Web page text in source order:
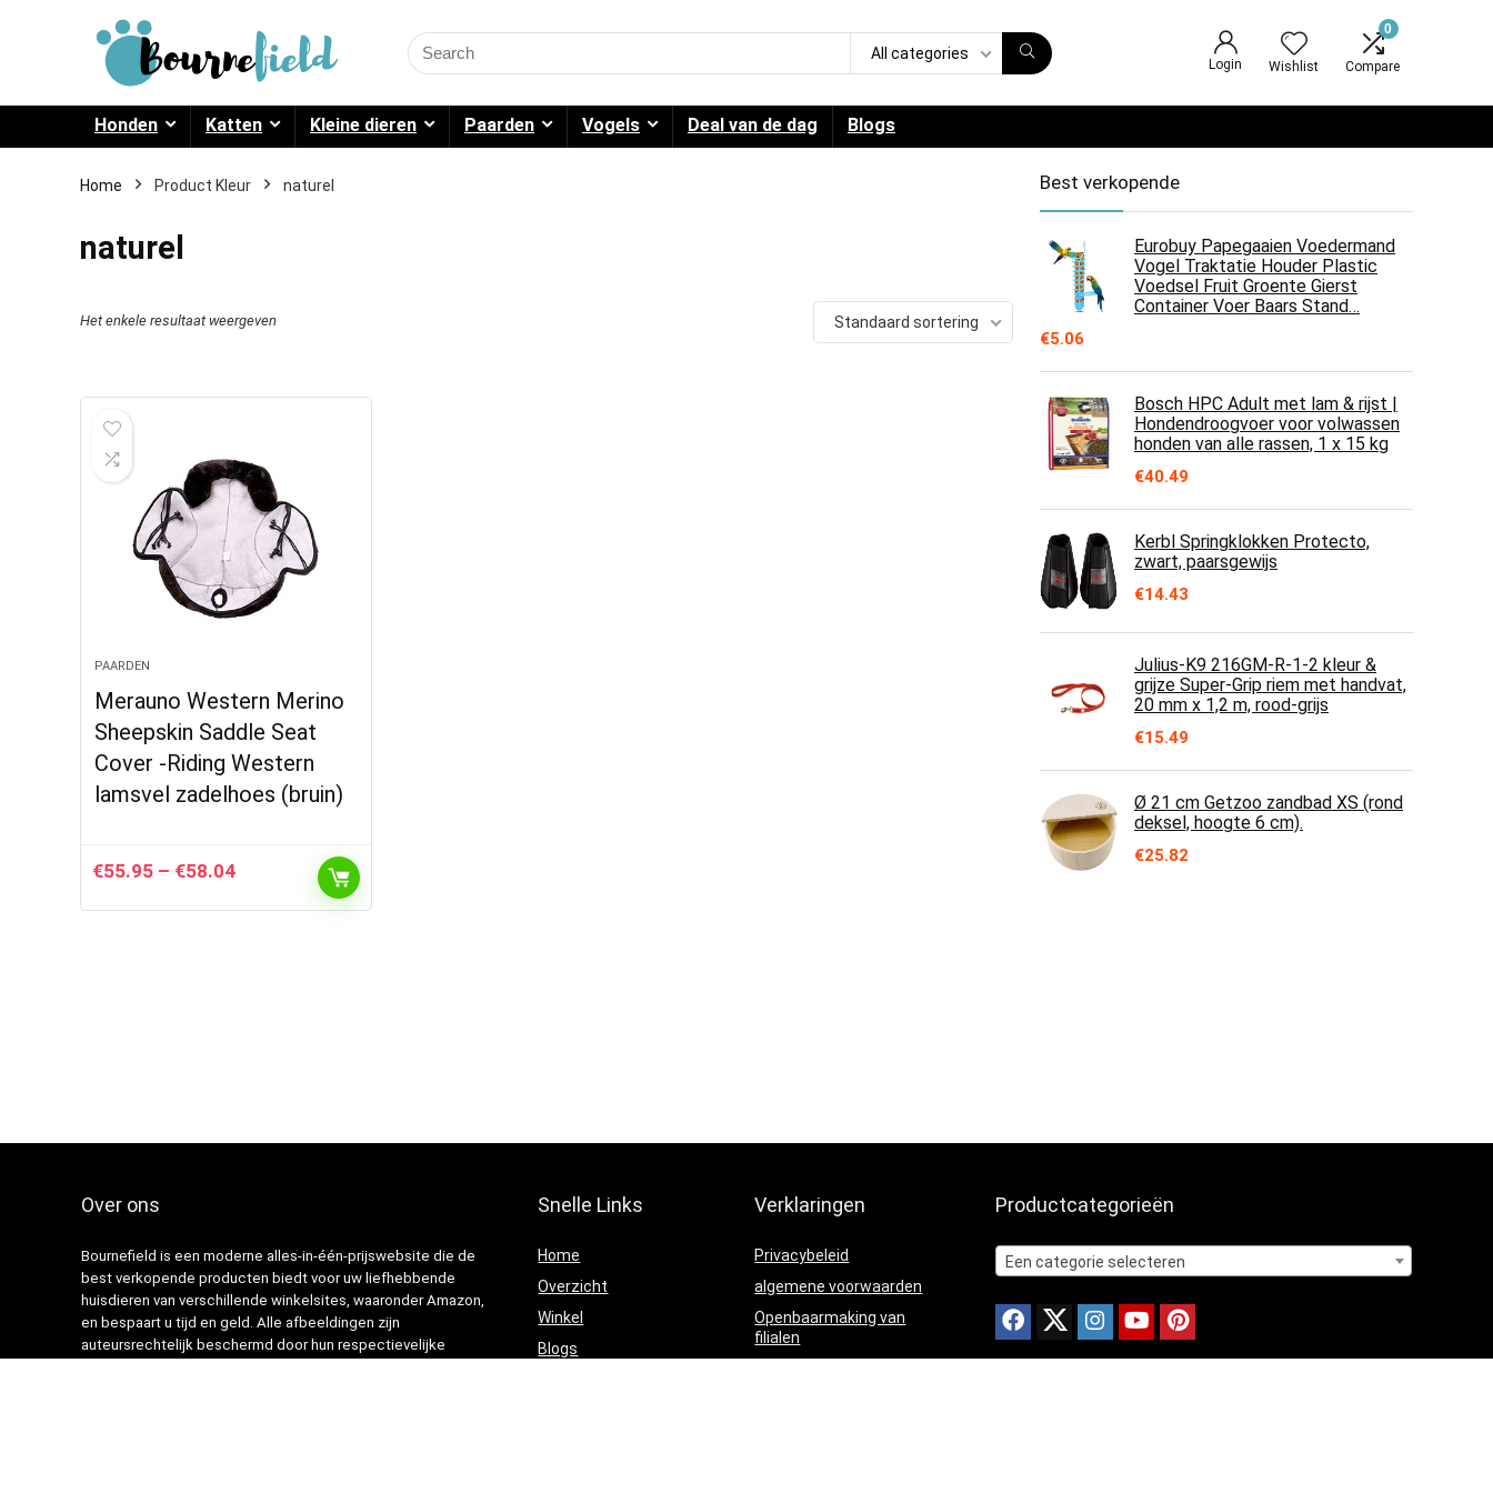
Search
for:
All categories
Login Wishlist
0
Compare
Honden Katten Kleine dieren Paarden Vogels Deal van de dag Blogs
Home Product Kleur naturel
naturel
Het enkele resultaat weergeven Standaard sortering
PAARDEN
Merauno Western Merino
Sheepskin Saddle Seat
Cover -Riding Western
lamsvel zadelhoes (bruin)
€55.95 – €58.04Prijsklasse:
tot
Best verkopende
Eurobuy Papegaaien Voedermand
Vogel Traktatie Houder Plastic
Voedsel Fruit Groente Gierst
Container Voer Baars Stand…
€5.06
Bosch HPC Adult met lam & rijst |
Hondendroogvoer voor volwassen
honden van alle rassen, 1 x 15 kg
€40.49
Kerbl Springklokken Protecto,
zwart, paarsgewijs
€14.43
Julius-K9 216GM-R-1-2 kleur &
grijze Super-Grip riem met handvat,
20 mm x 1,2 m, rood-grijs
€15.49
Ø 21 cm Getzoo zandbad XS (rond
deksel, hoogte 6 cm).
€25.82
Over ons
Bournefield is een moderne alles-in-één-prijswebsite die de
best verkopende producten biedt voor uw liefhebbende
huisdieren van verschillende winkelsites, waaronder Amazon,
en bespaart u tijd en geld. Alle afbeeldingen zijn
auteursrechtelijk beschermd door hun respectievelijke
Snelle Links
Home
Overzicht
Winkel
Blogs
Verklaringen
Privacybeleid
algemene voorwaarden
Openbaarmaking van
filialen
Productcategorieën
Een categorie selecteren